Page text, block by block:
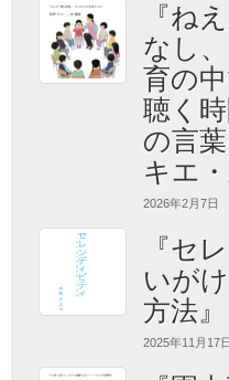
『ね
なし
育の
聴く
の言
キエ
2026年2月7日
『セ
いが
方法
2025年11月17日